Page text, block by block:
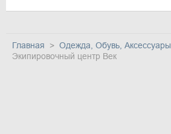
Главная
Одежда, Обувь, Аксессуары
Экипировочный центр Век